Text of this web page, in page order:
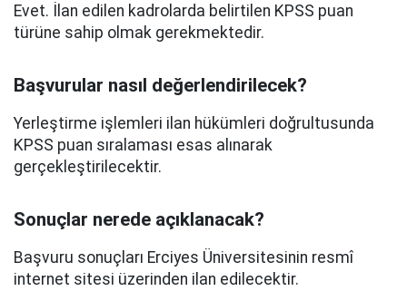
Evet. İlan edilen kadrolarda belirtilen KPSS puan
türüne sahip olmak gerekmektedir.
Başvurular nasıl değerlendirilecek?
Yerleştirme işlemleri ilan hükümleri doğrultusunda
KPSS puan sıralaması esas alınarak
gerçekleştirilecektir.
Sonuçlar nerede açıklanacak?
Başvuru sonuçları Erciyes Üniversitesinin resmî
internet sitesi üzerinden ilan edilecektir.